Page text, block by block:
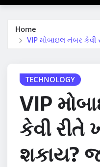
Home
VIP મોબાઇલ નંબર કેવી
TECHNOLOGY
VIP
કેવી રીતે
શકાય?